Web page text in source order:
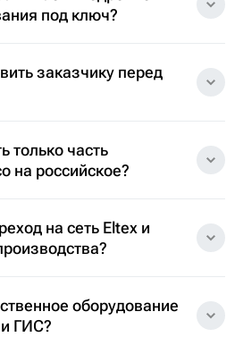
под ключ?
заказчику перед
только часть
на российское?
на сеть Eltex и
оборудование
ГИС?